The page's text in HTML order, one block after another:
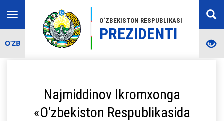
O‘ZBEKISTON RESPUBLIKASI
PREZIDENTI
Toggle
navigation
O‘ZB
Najmiddinov Ikromxonga
«O‘zbekiston Respublikasida